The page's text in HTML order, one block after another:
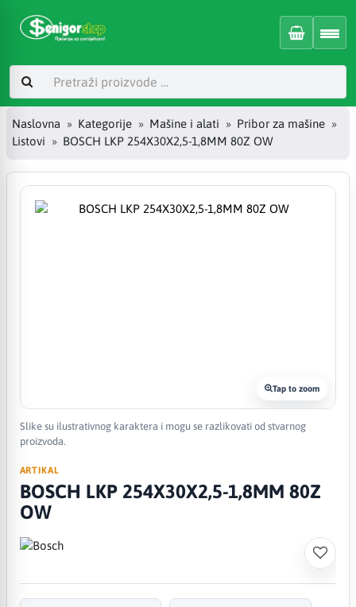
Naslovna Kategorije Mašine i alati
Pribor za mašine
Listovi
BOSCH LKP 254X30X2,5-1,8MM 80Z OW
Tap to zoom
Slike su ilustrativnog karaktera i mogu se razlikovati od stvarnog
proizvoda.
ARTIKAL
BOSCH LKP 254X30X2,5-1,8MM 80Z
OW